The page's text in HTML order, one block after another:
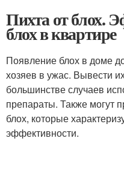
Пихта от блох.
блох в квартире
Появление блох в доме
хозяев в ужас. Вывести
большинстве случаев
препараты. Также могут
блох, которые
эффективности.